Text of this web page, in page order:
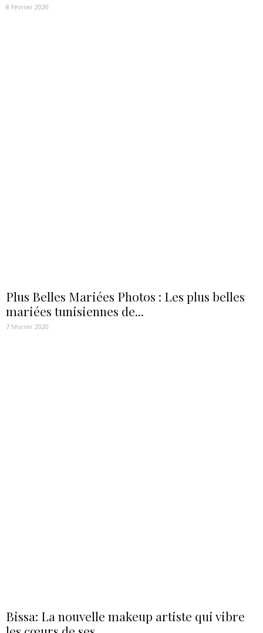
8 février 2020
Plus Belles Mariées Photos : Les plus belles
mariées tunisiennes de...
7 février 2020
Bissa: La nouvelle makeup artiste qui vibre